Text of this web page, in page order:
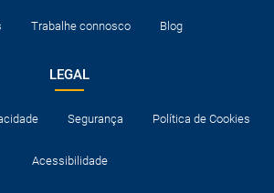
Trabalhe connosco Blog
LEGAL
Segurança Política de Cookies
Acessibilidade